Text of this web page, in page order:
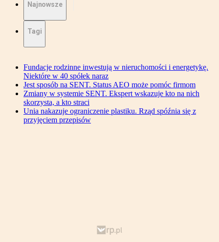
Najnowsze
Tagi
Fundacje rodzinne inwestują w nieruchomości i energetykę.
Niektóre w 40 spółek naraz
Jest sposób na SENT. Status AEO może pomóc firmom
Zmiany w systemie SENT. Ekspert wskazuje kto na nich
skorzysta, a kto straci
Unia nakazuje ograniczenie plastiku. Rząd spóźnia się z
przyjęciem przepisów